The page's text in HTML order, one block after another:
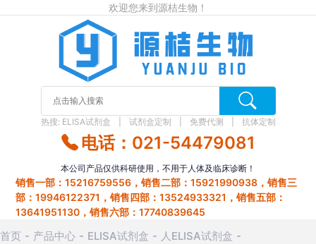
欢迎您来到源桔生物！
热搜: ELISA试剂盒 试剂盒定制 免费代测 抗体定制
电话：021-54479081
本公司产品仅供科研使用，不用于人体及临床诊断！
销售一部：15216759556，销售二部：15921990938，销售三
部：19946122371，销售四部：13524933321，销售五部：
13641951130，销售六部：17740839645
首页 产品中心 ELISA试剂盒
人ELISA试剂盒